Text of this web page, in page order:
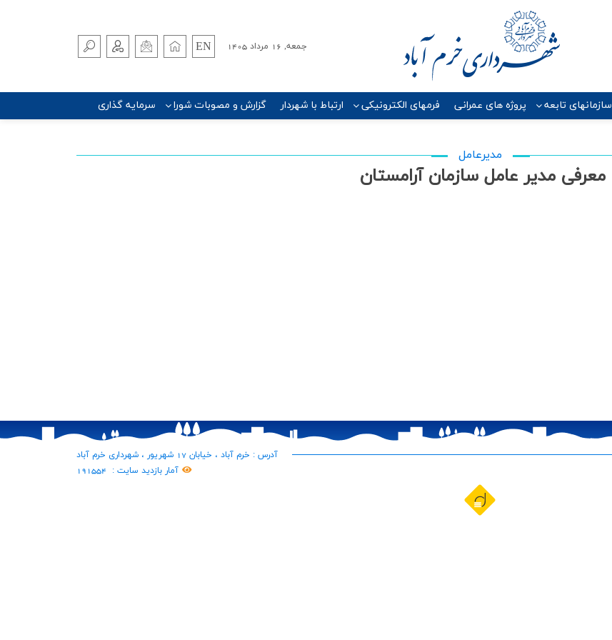
جمعه, 16 مرداد 1405 EN
سازمانهای تابعه پروژه هاي عمراني فرمهای الکترونیکی ارتباط با شهردار گزارش و مصوبات شورا سرمایه گذاری
مديرعامل
معرفی مدیر عامل سازمان آرامستان
آدرس : خرم آباد ، خیابان 17 شهریور ، شهرداری خرم آباد
آمار بازدید سایت : 191554